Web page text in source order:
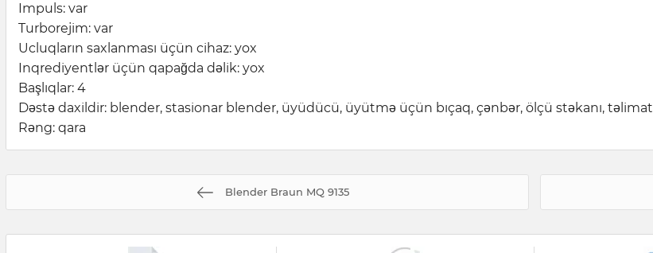
Impuls: var
Turborejim: var
Ucluqların saxlanması üçün cihaz: yox
Inqrediyentlər üçün qapağda dəlik: yox
Başlıqlar: 4
Dəstə daxildir: blender, stasionar blender, üyüdücü, üyütmə üçün bıçaq, çənbər, ölçü stəkanı, təlimat
Rəng: qara
Blender Braun MQ 9135